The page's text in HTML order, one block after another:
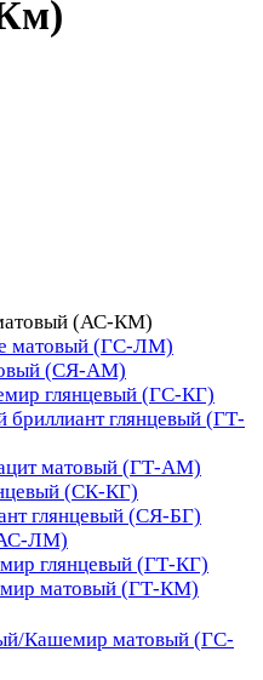
(АС-КМ)
матовый (ГС-ЛМ)
(СЯ-АМ)
глянцевый (ГС-КГ)
глянцевый (ГТ-
матовый (ГТ-АМ)
(СК-КГ)
глянцевый (СЯ-БГ)
ЛМ)
глянцевый (ГТ-КГ)
матовый (ГТ-КМ)
Кашемир матовый (ГС-